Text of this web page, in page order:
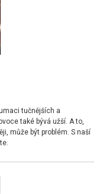
tučnějších a
také bývá užší. A to,
může být problém. S naší